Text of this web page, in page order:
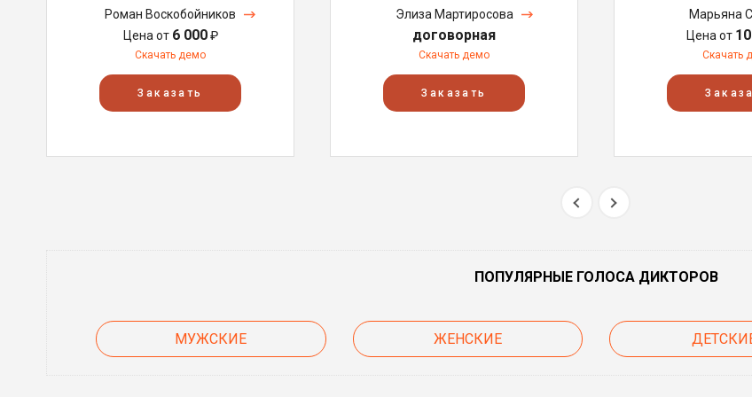
Роман Воскобойников
Цена от 6 000₽
Скачать демо
Заказать
Элиза Мартиросова
договорная
Скачать демо
Заказать
Марьяна
Цена от
Скачать
ПОПУЛЯРНЫЕ ГОЛОСА ДИКТОРОВ
МУЖСКИЕ ЖЕНСКИЕ